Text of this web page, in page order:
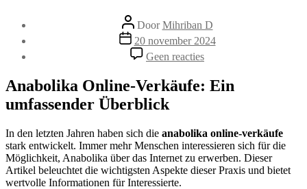
Berichtauteur
DoorMihriban D
Berichtdatum
20 november 2024
Geen reacties
Anabolika
Online-
Verkäufe:
Überblick
Anabolika Online-Verkäufe: Ein
umfassender Überblick
In den letzten Jahren haben sich die anabolika online-verkäufe
stark entwickelt. Immer mehr Menschen interessieren sich für die
Möglichkeit, Anabolika über das Internet zu erwerben. Dieser
Artikel beleuchtet die wichtigsten Aspekte dieser Praxis und bietet
wertvolle Informationen für Interessierte.